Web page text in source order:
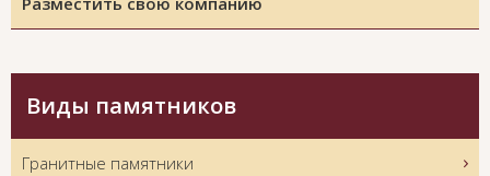
Виды памятников
Гранитные памятники